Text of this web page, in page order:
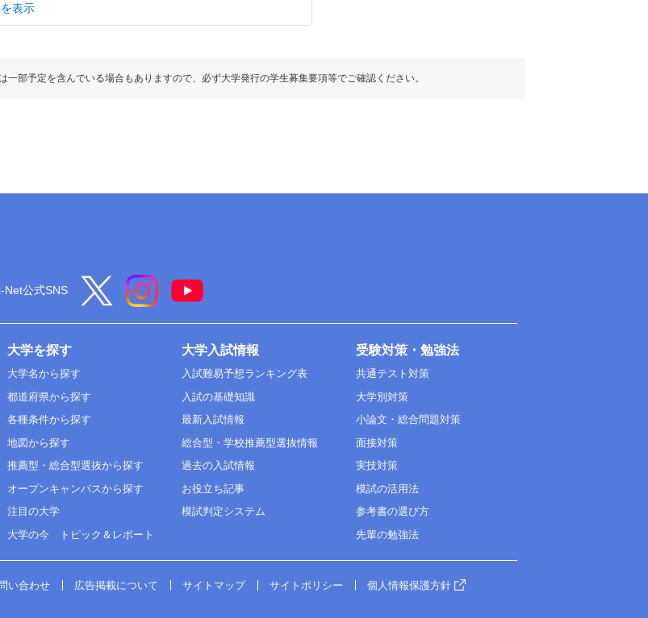
表示
部予定を含んでいる場合もありますので、必ず大学発行の学生募集要項等でご確認ください。
Net公式SNS
大学を探す
大学名から探す
都道府県から探す
各種条件から探す
地図から探す
推薦型・総合型選抜から探す
オープンキャンパスから探す
注目の大学
大学の今 トピック＆レポート
大学入試情報
入試難易予想ランキング表
入試の基礎知識
最新入試情報
総合型・学校推薦型選抜情報
過去の入試情報
お役立ち記事
模試判定システム
受験対策・勉強法
共通テスト対策
大学別対策
小論文・総合問題対策
面接対策
実技対策
模試の活用法
参考書の選び方
先輩の勉強法
い合わせ 広告掲載について サイトマップ サイトポリシー 個人情報保護方針